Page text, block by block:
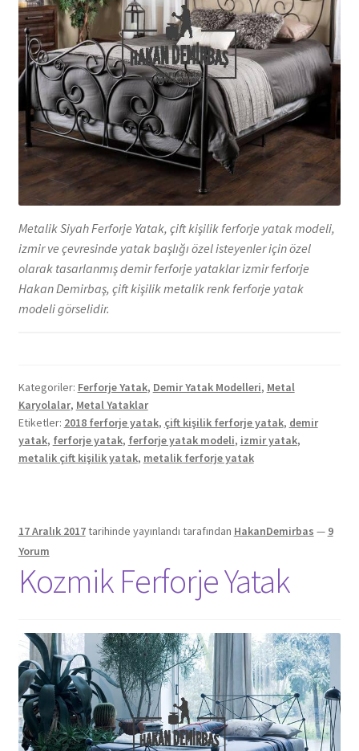
Metalik Siyah Ferforje Yatak, çift kişilik ferforje yatak modeli,
izmir ve çevresinde yatak başlığı özel isteyenler için özel
olarak tasarlanmış demir ferforje yataklar izmir ferforje
Hakan Demirbaş, çift kişilik metalik renk ferforje yatak
modeli görselidir.
Kategoriler: Ferforje Yatak, Demir Yatak Modelleri, Metal
Karyolalar, Metal Yataklar
Etiketler: 2018 ferforje yatak, çift kişilik ferforje yatak, demir
yatak, ferforje yatak, ferforje yatak modeli, izmir yatak,
metalik çift kişilik yatak, metalik ferforje yatak
17 Aralık 2017tarihinde yayınlandı tarafından HakanDemirbas — 9
Yorum
Kozmik Ferforje Yatak